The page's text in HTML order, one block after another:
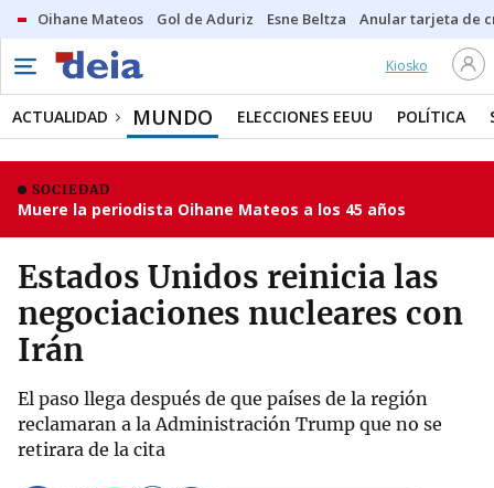
Oihane Mateos Gol de Aduriz Esne Beltza Anular tarjeta de
Kiosko
ACTUALIDAD MUNDO ELECCIONES EEUU POLÍTICA
SOCIEDAD
Muere la periodista Oihane Mateos a los 45 años
Estados Unidos reinicia las
negociaciones nucleares con
Irán
El paso llega después de que países de la región
reclamaran a la Administración Trump que no se
retirara de la cita